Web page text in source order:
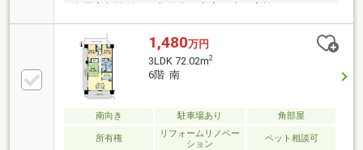
全居室収納付きで収納力も充実！◆ご家族でもゆった
り暮らせる使いやすい間取り♪◇スーパー・コンビ
ニ・ドラッグストアが徒歩圏内で生活利便性良好！◇
百間川緑地が近く、散歩やジョギングも楽しめる住環
境♪理想の住まいづくりを、経験豊富なスタッフがサ
ポートいたします。新しいライフスタイルの住まいと
して、ぜひご検討ください。◆◆────────◆◆物
件見学予約受付中！お気軽にお問い合わせください。
TEL：086-231-9899◆◆────────◆◆
1,480万円
3LDK 72.02m2
6階 南
南向き 駐車場あり 角部屋
所有権
リフォームリノベー
ション
ペット相談可